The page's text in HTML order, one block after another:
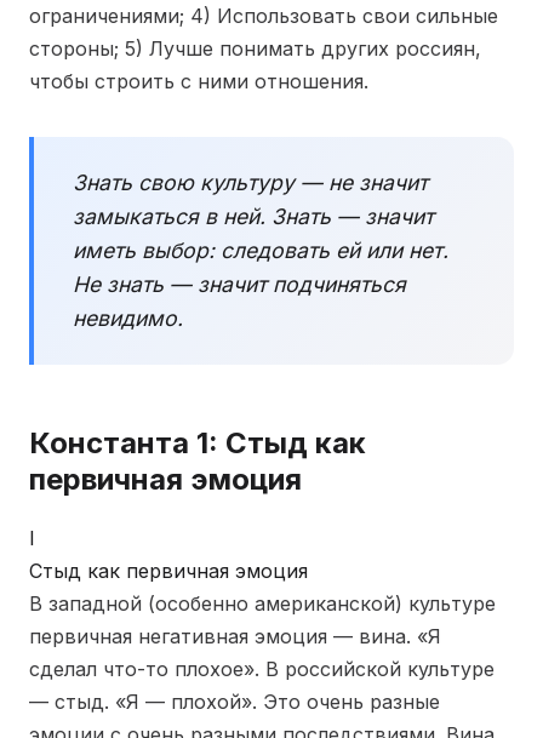
ограничениями; 4) Использовать свои сильные
стороны; 5) Лучше понимать других россиян,
чтобы строить с ними отношения.
Знать свою культуру — не значит
замыкаться в ней. Знать — значит
иметь выбор: следовать ей или нет.
Не знать — значит подчиняться
невидимо.
Константа 1: Стыд как
первичная эмоция
I
Стыд как первичная эмоция
В западной (особенно американской) культуре
первичная негативная эмоция — вина. «Я
сделал что-то плохое». В российской культуре
— стыд. «Я — плохой». Это очень разные